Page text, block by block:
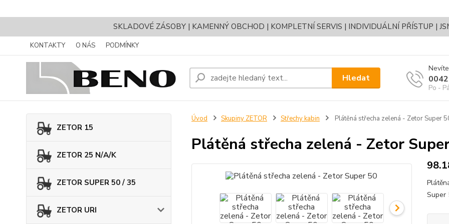
SKLADOVÉ ZÁSOBY | KAMENNÝ OBCHOD | KOMPLETNÍ SERVIS | INDIVIDUÁLNÍ PŘÍSTUP |
KONTAKTY O NÁS PODMÍNKY
Hledat
Po -
ZETOR 15
ZETOR 25 N/A/K
ZETOR SUPER 50 / 35
ZETOR URI
Úvod Skupiny ZETOR Střechy kabin Plátěná střecha zelená - Zetor Super
Plátěná střecha zelená - Zetor